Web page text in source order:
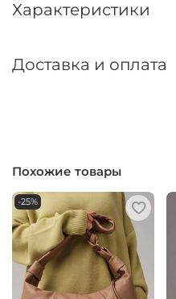
Характеристики
Доставка и оплата
Похожие товары
-25%